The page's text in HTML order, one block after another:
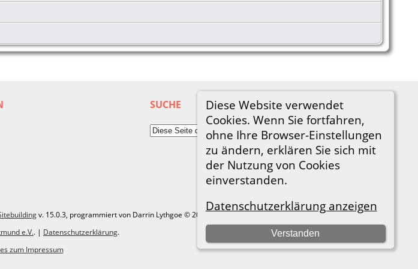
Diese Website verwendet
Cookies. Wenn Sie fortfahren,
ohne Ihre Browser-Einstellungen
zu ändern, erklären Sie sich mit
der Nutzung von Cookies
einverstanden.
Datenschutzerklärung anzeigen
Verstanden
SUCHE
v. 15.0.3, programmiert von Darrin Lythgoe © 2001-2026.
e.V.. | Datenschutzerklärung.
zum Impressum